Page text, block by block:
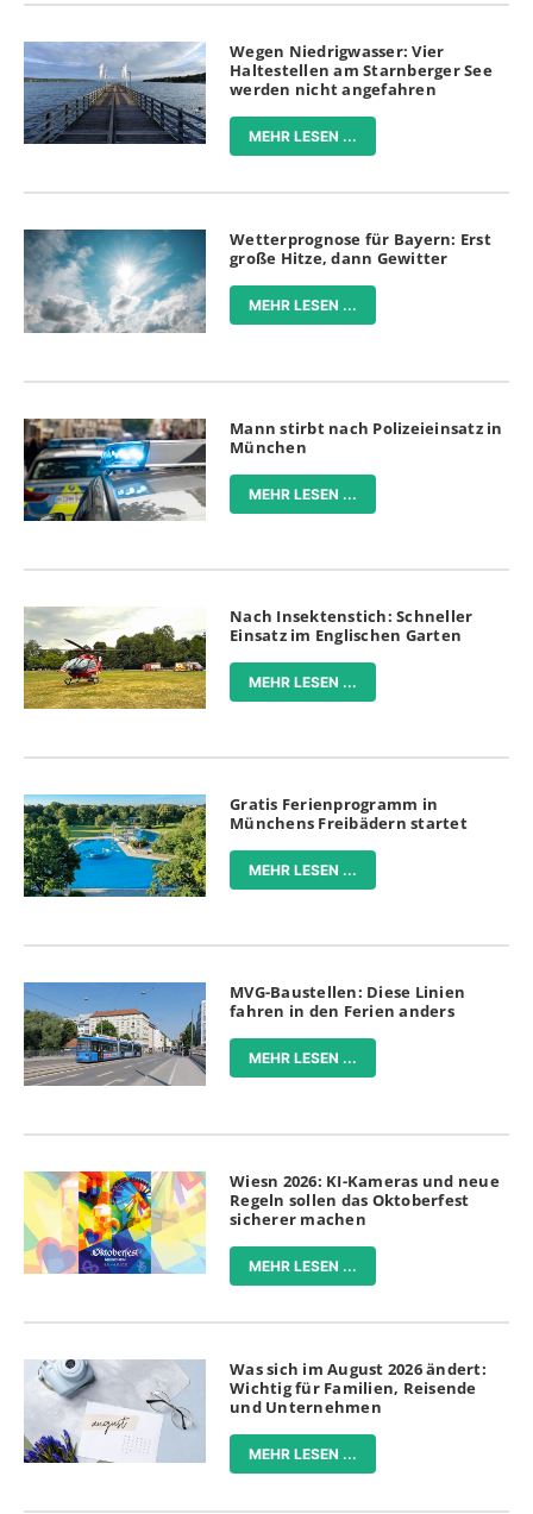
Wegen Niedrigwasser: Vier
Haltestellen am Starnberger See
werden nicht angefahren
MEHR LESEN ...
Wetterprognose für Bayern: Erst
große Hitze, dann Gewitter
MEHR LESEN ...
Mann stirbt nach Polizeieinsatz in
München
MEHR LESEN ...
Nach Insektenstich: Schneller
Einsatz im Englischen Garten
MEHR LESEN ...
Gratis Ferienprogramm in
Münchens Freibädern startet
MEHR LESEN ...
MVG-Baustellen: Diese Linien
fahren in den Ferien anders
MEHR LESEN ...
Wiesn 2026: KI-Kameras und neue
Regeln sollen das Oktoberfest
sicherer machen
MEHR LESEN ...
Was sich im August 2026 ändert:
Wichtig für Familien, Reisende
und Unternehmen
MEHR LESEN ...